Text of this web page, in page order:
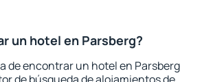
un hotel en Parsberg?
de encontrar un hotel en Parsberg